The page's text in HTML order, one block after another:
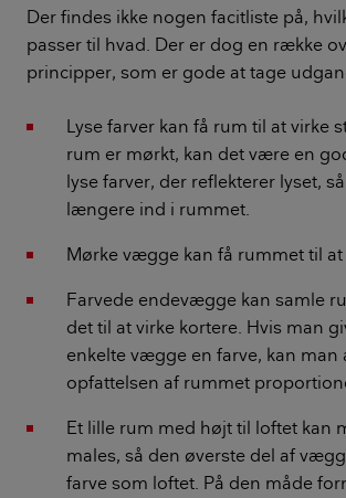
Der findes ikke nogen facitliste på,
passer til hvad. Der er dog en række
principper, som er gode at tage
Lyse farver kan få rum til at virke
rum er mørkt, kan det være en
lyse farver, der reflekterer lyset,
længere ind i rummet.
Mørke vægge kan få rummet til
Farvede endevægge kan samle
det til at virke kortere. Hvis man
enkelte vægge en farve, kan
opfattelsen af rummet
Et lille rum med højt til loftet kan
males, så den øverste del af
farve som loftet. På den måde